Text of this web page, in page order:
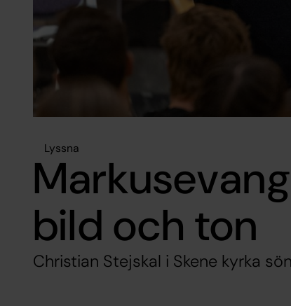
Lyssna
bild och ton
Christian Stejskal i Skene kyrka